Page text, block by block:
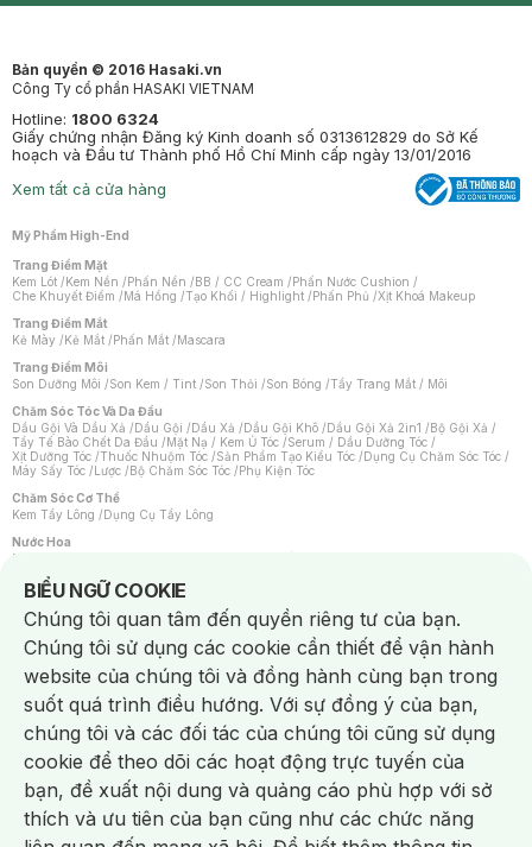
Bản quyền © 2016 Hasaki.vn
Công Ty cổ phần HASAKI VIETNAM
Hotline: 1800 6324
Giấy chứng nhận Đăng ký Kinh doanh số 0313612829 do Sở Kế
hoạch và Đầu tư Thành phố Hồ Chí Minh cấp ngày 13/01/2016
Xem tất cả cửa hàng
Mỹ Phẩm High-End
Trang Điểm Mặt
Kem Lót /Kem Nền /Phấn Nền /BB / CC Cream /Phấn Nước Cushion /
Che Khuyết Điểm /Má Hồng /Tạo Khối / Highlight /Phấn Phủ /Xịt Khoá Makeup
Trang Điểm Mắt
Kẻ Mày /Kẻ Mắt /Phấn Mắt /Mascara
Trang Điểm Môi
Son Dưỡng Môi /Son Kem / Tint /Son Thỏi /Son Bóng /Tẩy Trang Mắt / Môi
Chăm Sóc Tóc Và Da Đầu
Dầu Gội Và Dầu Xả /Dầu Gội /Dầu Xả /Dầu Gội Khô /Dầu Gội Xả 2in1 /Bộ Gội Xả /
Tẩy Tế Bào Chết Da Đầu /Mặt Nạ / Kem Ủ Tóc /Serum / Dầu Dưỡng Tóc /
Xịt Dưỡng Tóc /Thuốc Nhuộm Tóc /Sản Phẩm Tạo Kiểu Tóc /Dụng Cụ Chăm Sóc Tóc /
Máy Sấy Tóc /Lược /Bộ Chăm Sóc Tóc /Phụ Kiện Tóc
Chăm Sóc Cơ Thể
Kem Tẩy Lông /Dụng Cụ Tẩy Lông
Nước Hoa
Nước Hoa Nữ
Chăm Sóc Cá Nhân
Chống Muỗi /Khẩu Trang /Máy Massage/Mặt Nạ Xông Hơi /Nước Rửa Tay/
Sản Phẩm Chăm Sóc Khác /Bàn Chải Đánh Răng /Bàn Chải Điện/
Hỗ Trợ Trắng Răng/Kem Đánh Răng /Máy Tăm Nước/ Nước Súc Miệng/
Tăm / Chỉ Nha Khoa/ Xịt Thơm Miệng / Dung Dịch Vệ Sinh/Dưỡng Vùng Kín/
Khăn Ướt Vệ Sinh Vùng Kín/Băng Vệ Sinh/Tampon/Bọt Cạo Râu /Dao Cạo Râu/
Máy Cạo Râu
Vấn Đề Về Da
Da Dầu / Lỗ Chân Lông To/ Da Khô / Mất Nước/ Da Lão Hóa/ Da Mụn/
Da Nhạy Cảm / Kích Ứng
Da Xỉn Màu Thâm / Nám / Tàn Nhang
Quầng Thâm & Bọng Mắt /Sẹo /Viêm Da Cơ Địa
Dụng Cụ / Phụ Kiện Chăm Sóc Da
Bông Tẩy Trang
Khăn Lau Mặt Khô Dụng Cụ / Máy Rửa Mặt Máy Chăm Sóc Da
Dụng Cụ Chăm Sóc Khác
BIỂU NGỮ COOKIE
Notice about cookies usage
Chúng tôi quan tâm đến quyền riêng tư của bạn.
Chúng tôi sử dụng các cookie cần thiết để vận hành
website của chúng tôi và đồng hành cùng bạn trong
suốt quá trình điều hướng. Với sự đồng ý của bạn,
chúng tôi và các đối tác của chúng tôi cũng sử dụng
cookie để theo dõi các hoạt động trực tuyến của
bạn, đề xuất nội dung và quảng cáo phù hợp với sở
thích và ưu tiên của bạn cũng như các chức năng